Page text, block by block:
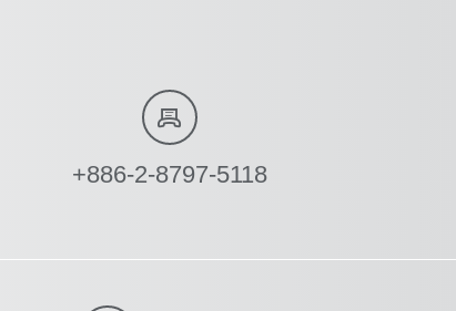
+886-2-8797-5118